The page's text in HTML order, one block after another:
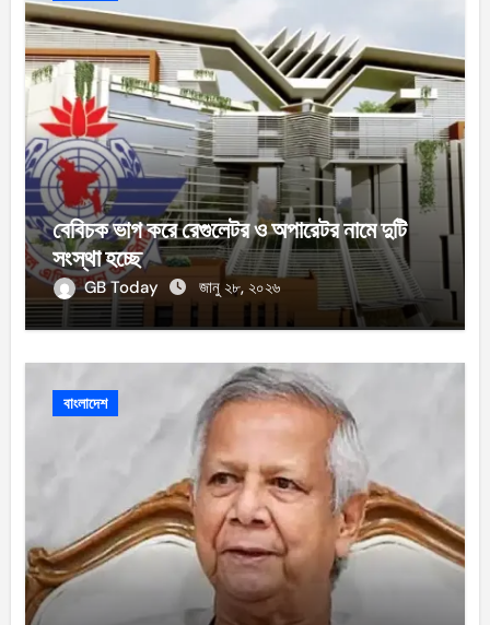
বেবিচক ভাগ করে রেগুলেটর ও অপারেটর নামে দুটি
সংস্থা হচ্ছে
GB Today জানু ২৮, ২০২৬
বাংলাদেশ